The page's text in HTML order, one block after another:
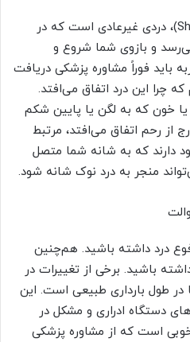
درد نوک شانه (Shoulder tip pain)، دردی غیرعادی است که در
و بازوی شما شروع و
فوراً مشاوره پزشکی دریافت
چرا این درد اتفاق می‌افتد.
خون که به لگن یا پایین شکم
از رحم اتفاق می‌افتد، مرتبط
دارند که به شانه شما متصل
منجر به درد نوک شانه شود.
درد داشته باشید. هم‌چنین
باشید. برخی از تغییرات در
در طول بارداری طبیعی است. این
دستگاه ادراری و مشکل در
است که از مشاوره پزشکی